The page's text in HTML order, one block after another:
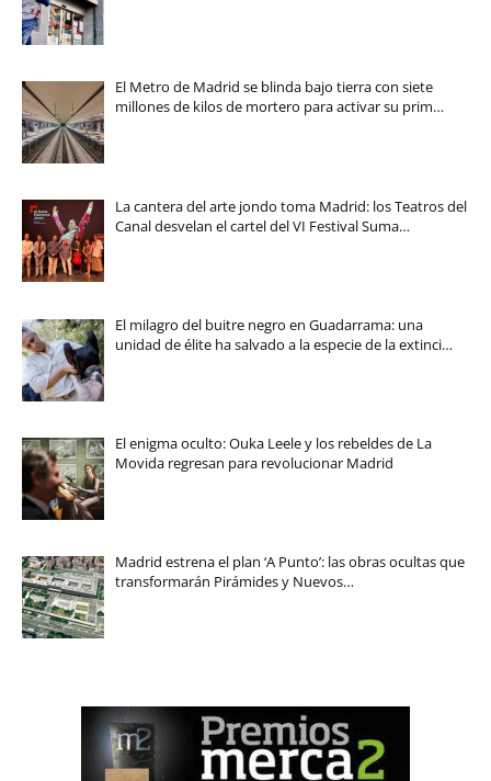
El Metro de Madrid se blinda bajo tierra con siete
millones de kilos de mortero para activar su prim…
La cantera del arte jondo toma Madrid: los Teatros del
Canal desvelan el cartel del VI Festival Suma…
El milagro del buitre negro en Guadarrama: una
unidad de élite ha salvado a la especie de la extinci…
El enigma oculto: Ouka Leele y los rebeldes de La
Movida regresan para revolucionar Madrid
Madrid estrena el plan ‘A Punto’: las obras ocultas que
transformarán Pirámides y Nuevos…